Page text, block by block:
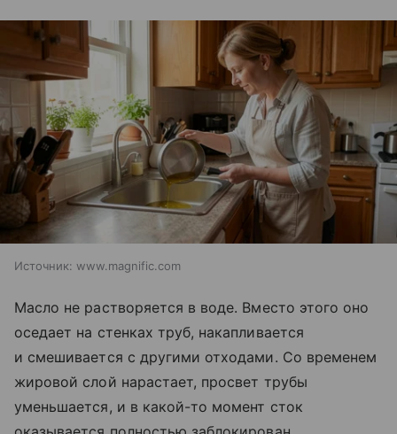
Источник: www.magnific.com
Масло не растворяется в воде. Вместо этого оно
оседает на стенках труб, накапливается
и смешивается с другими отходами. Со временем
жировой слой нарастает, просвет трубы
уменьшается, и в какой-то момент сток